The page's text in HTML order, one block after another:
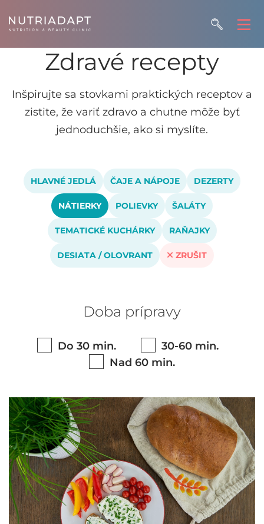
Zdravé recepty
Inšpirujte sa stovkami praktických receptov a
zistite, že variť zdravo a chutne môže byť
jednoduchšie, ako si myslíte.
HLAVNÉ JEDLÁ ČAJE A NÁPOJE DEZERTY
NÁTIERKY POLIEVKY ŠALÁTY
TEMATICKÉ KUCHÁRKY RAŇAJKY
DESIATA / OLOVRANT ZRUŠIT
Doba prípravy
Do 30 min.
30-60 min.
Nad 60 min.